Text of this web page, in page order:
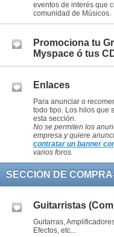
eventos de interés que
comunidad de Músicos.
Promociona tu
Myspace ó tus
Enlaces
Para anunciar o
todo tipo. Los hilos que
esta sección.
No se permiten los
empresa y quiere
contratar un banner
varios foros.
SECCIÓN DE
Guitarristas
Guitarras,
Efectos, etc...